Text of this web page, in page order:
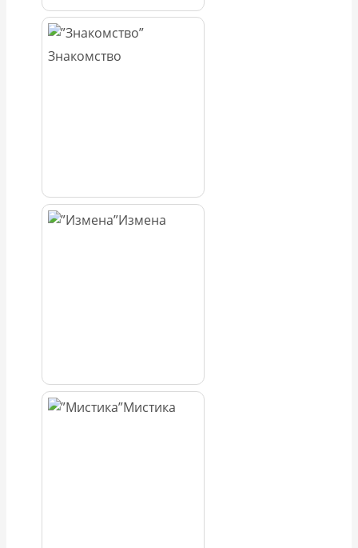
Знакомство
Измена
Мистика